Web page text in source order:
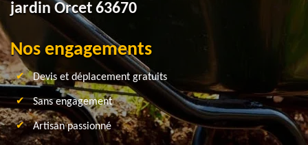
jardin Orcet 63670
Nos engagements
Devis et déplacement gratuits
Sans engagement
Artisan passionné